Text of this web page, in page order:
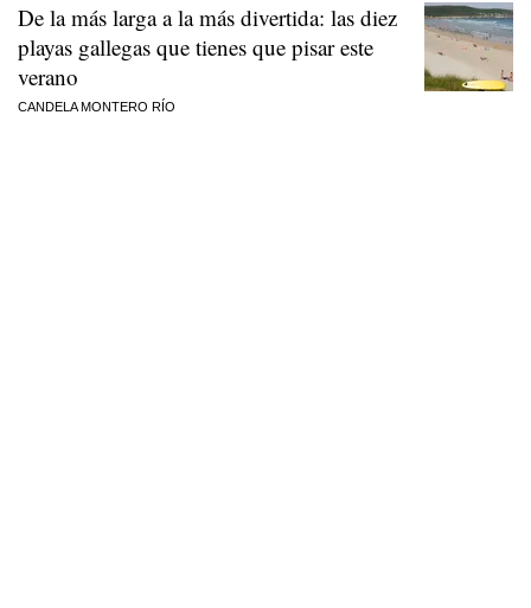
De la más larga a la más divertida: las diez
playas gallegas que tienes que pisar este
verano
CANDELA MONTERO RÍO